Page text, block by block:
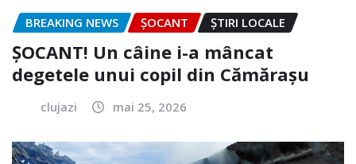
BREAKING NEWS ȘOCANT ȘTIRI LOCALE
ȘOCANT! Un câine i-a mâncat
degetele unui copil din Cămărașu
clujazi mai 25, 2026